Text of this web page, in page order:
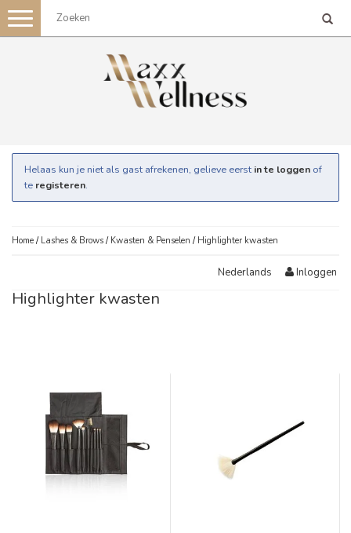
Toggle
navigation
Helaas kun je niet als gast afrekenen, gelieve eerst in te loggen of
te registeren.
Home / Lashes & Brows / Kwasten & Penselen / Highlighter kwasten
Nederlands Inloggen
Highlighter kwasten